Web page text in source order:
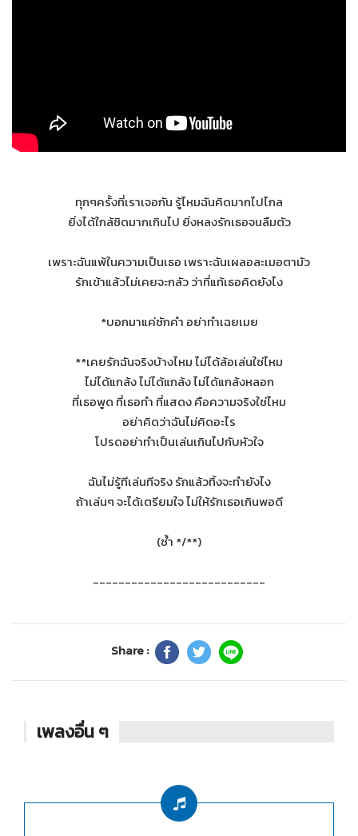
ทุกๆครั้งที่เราเจอกัน รู้ไหมฉันคิดมากไปไกล
ยิ่งได้ใกล้ชิดมากเกินไป ยิ่งหลงรักเธอจนลืมตัว
เพราะฉันแพ้ในความเป็นเธอ เพราะฉันเผลอละเมอตามัว
รักเข้าแล้วไม่เคยจะกลัว ว่าที่แท้เธอคิดยังไง
*บอกมาแค่ซักคำ อย่าทำเฉยเมย
**เคยรักฉันจริงบ้างไหม ไม่ได้ล้อเล่นใช่ไหม
ไม่ได้แกล้ง ไม่ได้แกล้ง ไม่ได้แกล้งหลอก
ที่เธอพูด ที่เธอทำ ที่แสดง คือความจริงใช่ไหม
อย่าคิดว่าฉันไม่คิดอะไร
โปรดอย่าทำเป็นเล่นเกินไปกับหัวใจ
ฉันไม่รู้ทีเล่นทีจริง รักแล้วทิ้งจะทำยังไง
ถ้าเล่นๆ จะได้เตรียมใจ ไม่ให้รักเธอเกินพอดี
(ซ้ำ */**)
---------------------------
Share :
เพลงอื่น ๆ